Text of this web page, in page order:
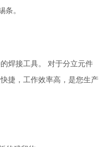
条。
焊接工具。 对于分立元件
捷，工作效率高，是您生产